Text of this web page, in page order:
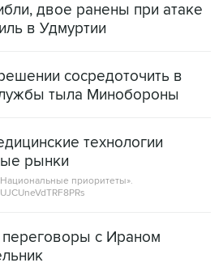
двое ранены при атаке
в Удмуртии
сосредоточить в
тыла Минобороны
технологии
рынки
приоритеты».
переговоры с Ираном